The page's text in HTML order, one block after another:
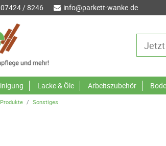
07424 / 8246 info@parkett-wanke.de
Lacke & Öle Arbeitszubehör
Sonstiges